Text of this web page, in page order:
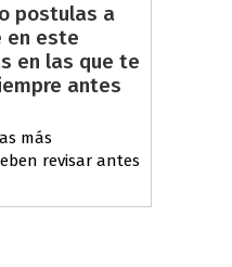
postulas a
en este
en las que te
antes
más
revisar antes